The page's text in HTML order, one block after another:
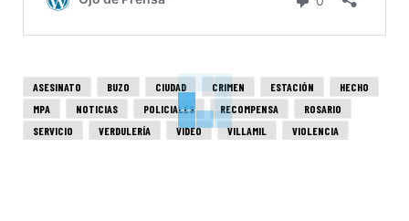
ASESINATO BUZO CIUDAD CRIMEN ESTACIÓN
HECHO
MPA
NOTICIAS POLICIALES RECOMPENSA
ROSARIO
SERVICIO
VERDULERÍA VIDEO VILLAMIL VIOLENCIA